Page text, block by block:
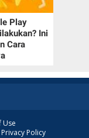
Play
Ini
Cara
Use
Privacy Policy